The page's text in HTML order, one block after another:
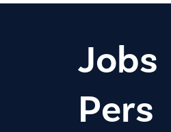
Jobs
Pers